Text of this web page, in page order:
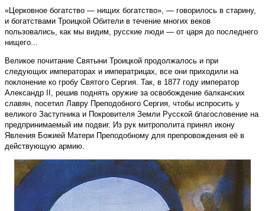
«Церковное богатство — нищих богатство», — говорилось в старину,
и богатствами Троицкой Обители в течение многих веков
пользовались, как мы видим, русские люди — от царя до последнего
нищего...
Великое почитание Святыни Троицкой продолжалось и при
следующих императорах и императрицах, все они приходили на
поклонение ко гробу Святого Сергия. Так, в 1877 году император
Александр II, решив поднять оружие за освобождение балканских
славян, посетил Лавру Преподобного Сергия, чтобы испросить у
великого Заступника и Покровителя Земли Русской благословение на
предпринимаемый им подвиг. Из рук митрополита принял икону
Явления Божией Матери Преподобному для препровождения её в
действующую армию.